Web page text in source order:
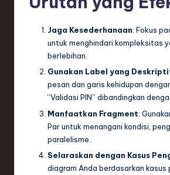
Jaga Kesederhanaan: Fokus
untuk menghindari kompleksitas
berlebihan.
Gunakan Label yang
pesan dan garis kehidupan
“Validasi PIN” dibandingkan
Manfaatkan Fragment:
Paruntuk menangani kondisi,
paralelisme.
Selaraskan dengan Kasus
diagram Anda berdasarkan kasus